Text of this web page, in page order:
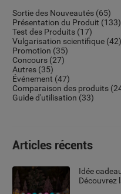
Sortie des Nouveautés (65)
Présentation du Produit (133)
Test des Produits (17)
Vulgarisation scientifique (42)
Promotion (35)
Concours (27)
Autres (35)
Événement (47)
Comparaison des produits
Guide d'utilisation (33)
Articles récents
Idée
Découvrez